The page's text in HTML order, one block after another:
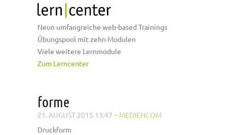
Neun umfangreiche web-based Trainings
Übungspool mit zehn Modulen
Viele weitere Lernmodule
Zum Lerncenter
forme
21. AUGUST 2015 13:47 – MEDIENCOM
Druckform